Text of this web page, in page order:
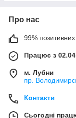
Про нас
99% позитивних
Працює з
м. Лубни
пр.
Контакти
Сьогодні